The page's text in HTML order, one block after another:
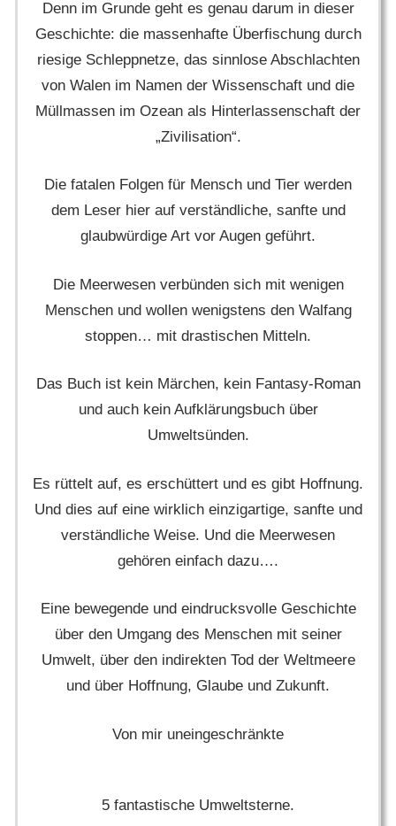
Denn im Grunde geht es genau darum in dieser
Geschichte: die massenhafte Überfischung durch
riesige Schleppnetze, das sinnlose Abschlachten
von Walen im Namen der Wissenschaft und die
Müllmassen im Ozean als Hinterlassenschaft der
„Zivilisation“.
Die fatalen Folgen für Mensch und Tier werden
dem Leser hier auf verständliche, sanfte und
glaubwürdige Art vor Augen geführt.
Die Meerwesen verbünden sich mit wenigen
Menschen und wollen wenigstens den Walfang
stoppen… mit drastischen Mitteln.
Das Buch ist kein Märchen, kein Fantasy-Roman
und auch kein Aufklärungsbuch über
Umweltsünden.
Es rüttelt auf, es erschüttert und es gibt Hoffnung.
Und dies auf eine wirklich einzigartige, sanfte und
verständliche Weise. Und die Meerwesen
gehören einfach dazu….
Eine bewegende und eindrucksvolle Geschichte
über den Umgang des Menschen mit seiner
Umwelt, über den indirekten Tod der Weltmeere
und über Hoffnung, Glaube und Zukunft.
Von mir uneingeschränkte
5 fantastische Umweltsterne.